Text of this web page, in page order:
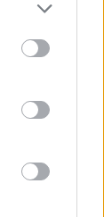
Cabrera